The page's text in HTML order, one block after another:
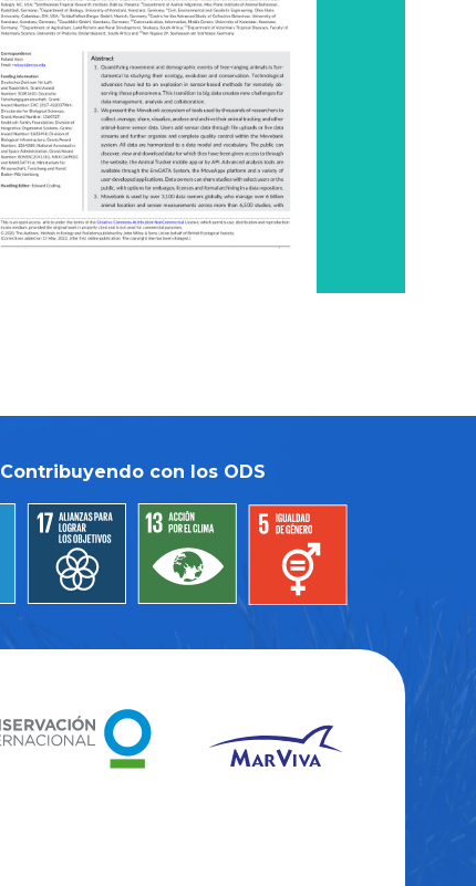
Especies:Ballena jorobada
Megaptera novaeangliae
Delfín moteado pantropical
(Stenella attenuata) Delfín nariz
de botella (Tursiops truncatus
Tiburón jaquetón sedoso
Carcharhinus falciformis
Tiburón martillo común (
Mantarraya
imbricata) Tortuga laúd
Contribuyendo con los ODS